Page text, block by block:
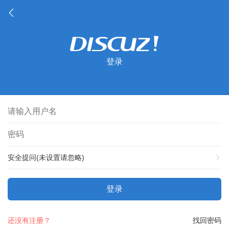
登录
安全提问(未设置请忽略)
登录
找回密码
还没有注册？